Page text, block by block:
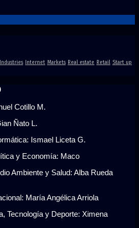
Industries Internet Markets Real estate Retail Start up
Cotillo M.
Ñato L.
Ismael Liceta G.
y Economía: Maco
Ambiente y Salud: Alba Rueda
María Angélica Arriola
Tecnología y Deporte: Ximena